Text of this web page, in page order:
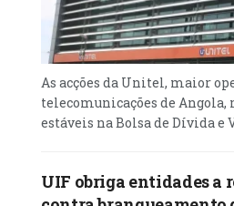
As acções da Unitel, maior
telecomunicações de
estáveis na Bolsa de Dívida e
UIF obriga entidades a